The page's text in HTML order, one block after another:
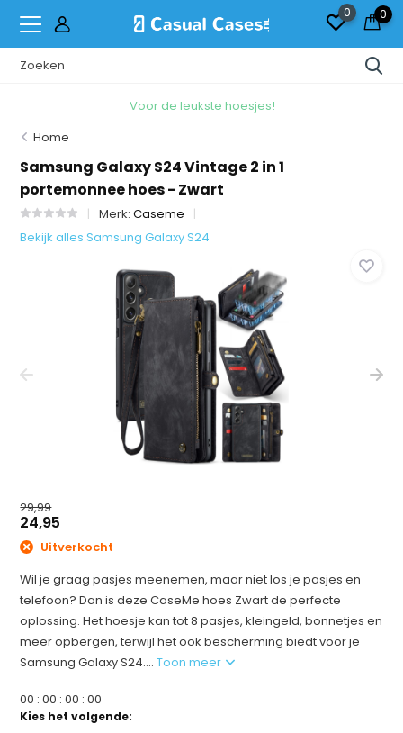
0 0
Voor de leukste hoesjes!
Home
Samsung Galaxy S24 Vintage 2 in 1
portemonnee hoes - Zwart
Merk:Caseme
Bekijk alles Samsung Galaxy S24
29,99
24,95
Uitverkocht
Wil je graag pasjes meenemen, maar niet los je pasjes en
telefoon? Dan is deze CaseMe hoes Zwart de perfecte
oplossing. Het hoesje kan tot 8 pasjes, kleingeld, bonnetjes en
meer opbergen, terwijl het ook bescherming biedt voor je
Samsung Galaxy S24....Toon meer
00 :00 :00 :00
Kies het volgende: